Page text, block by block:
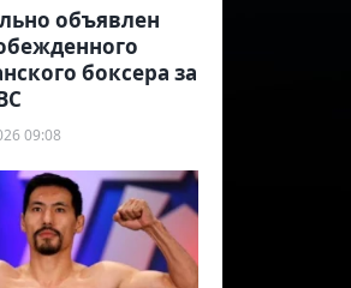
объявлен
боксера за
09:08